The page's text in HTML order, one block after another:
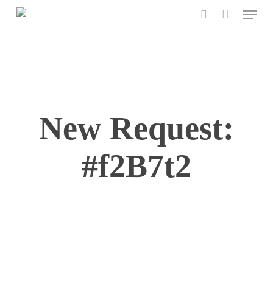
Menu
New Request:
#f2B7t2